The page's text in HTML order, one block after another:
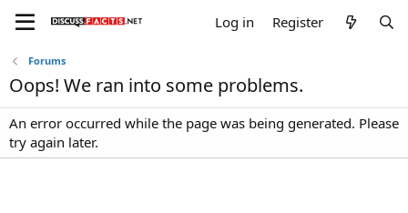
Log in Register
Forums
Oops! We ran into some problems.
An error occurred while the page was being generated. Please
try again later.